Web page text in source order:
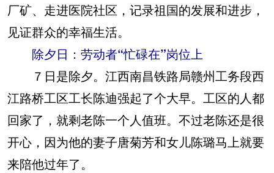
厂矿、走进医院社区，记录祖国的发展和进步，
见证群众的幸福生活。
除夕日：劳动者“忙碌在”岗位上
７日是除夕。江西南昌铁路局赣州工务段西
江路桥工区工长陈迪强起了个大早。工区的人都
回家了，就剩老陈一个人值班。不过老陈还是很
开心，因为他的妻子唐菊芳和女儿陈璐马上就要
来陪他过年了。